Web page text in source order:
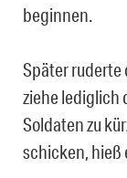
beginnen.
Später ruderte
ziehe lediglich
Soldaten zu
schicken, hieß